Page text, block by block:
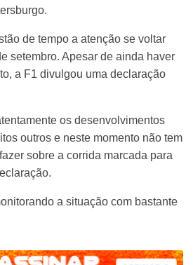
de tempo a atenção se voltar
setembro. Apesar de ainda haver
a F1 divulgou uma declaração
os desenvolvimentos
outros e neste momento não tem
sobre a corrida marcada para
a situação com bastante